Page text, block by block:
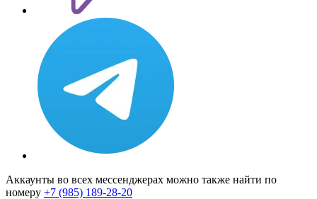
Аккаунты во всех мессенджерах можно также найти по
номеру +7 (985) 189-28-20